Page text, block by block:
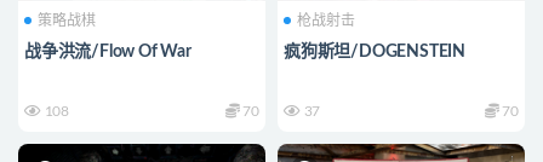
策略战棋
战争洪流/Flow Of War
108 70
枪战射击
疯狗斯坦/DOGENSTEIN
37 70